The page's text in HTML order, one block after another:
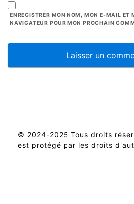
ENREGISTRER MON NOM, MON E-MAIL ET
NAVIGATEUR POUR MON PROCHAIN
© 2024-2025 Tous droits
est protégé par les droits